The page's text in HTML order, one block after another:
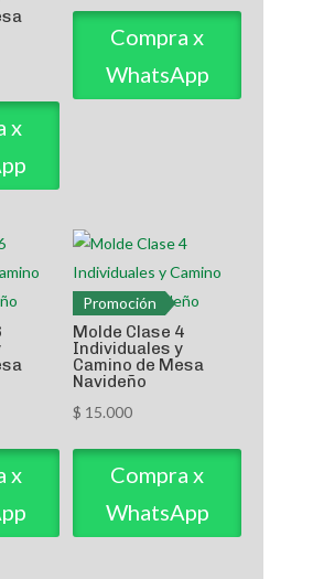
x
Compra x
WhatsApp
x
Promoción
Molde Clase 4
Individuales y
Camino de Mesa
Navideño
$ 15.000
Compra x
WhatsApp